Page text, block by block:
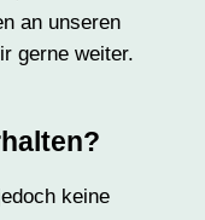
an unseren
gerne weiter.
keine